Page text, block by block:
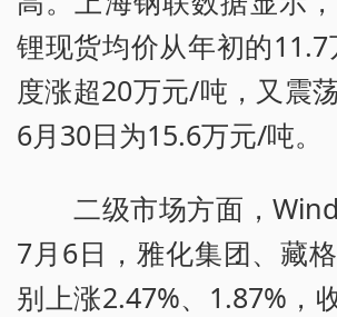
锂现货均价从年初的
度涨超20万元/吨，又震
6月30日为15.6万元/吨。
二级市场方面，Wind
7月6日，雅化集团、藏
别上涨2.47%、1.87%，